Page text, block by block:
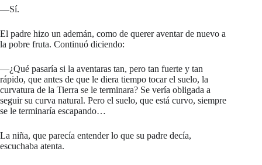
—Sí.
El padre hizo un ademán, como de querer aventar de nuevo a
la pobre fruta. Continuó diciendo:
—¿Qué pasaría si la aventaras tan, pero tan fuerte y tan
rápido, que antes de que le diera tiempo tocar el suelo, la
curvatura de la Tierra se le terminara? Se vería obligada a
seguir su curva natural. Pero el suelo, que está curvo, siempre
se le terminaría escapando…
La niña, que parecía entender lo que su padre decía,
escuchaba atenta.